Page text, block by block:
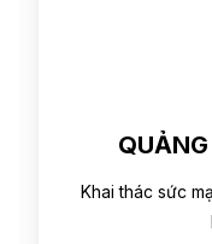
Khai thác sức